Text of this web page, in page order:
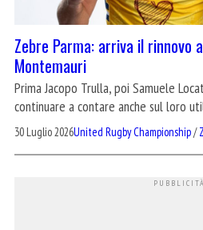
Zebre Parma: arriva il rinnovo
Montemauri
Prima Jacopo Trulla, poi Samuele
continuare a contare anche sul loro
30 Luglio 2026United Rugby Championship/